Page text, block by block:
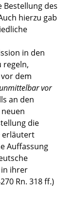
Bestellung des
hierzu gab
in den
regeln,
dem
vor
an den
die
erläutert
Auffassung
ihrer
Rn. 318 ff.)